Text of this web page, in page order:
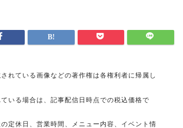
れている画像などの著作権は各権利者に帰属し
いる場合は、記事配信日時点での税込価格で
定休日、営業時間、メニュー内容、イベント情